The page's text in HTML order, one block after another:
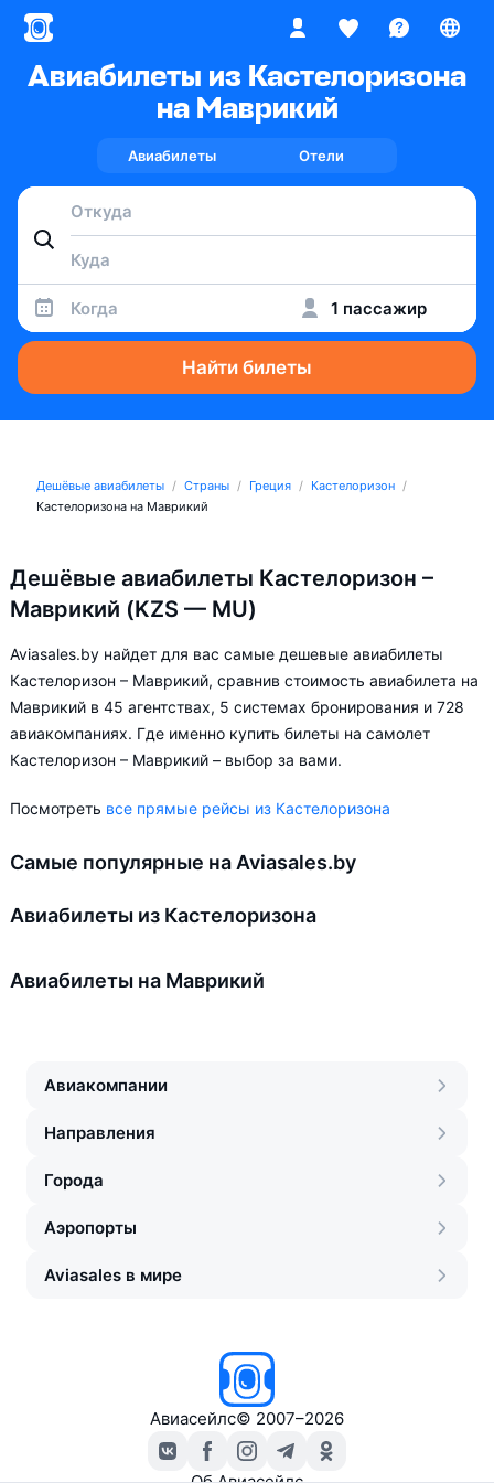
Авиабилеты из Кастелоризона
на Маврикий
Авиабилеты Отели
Когда 1 пассажир
Найти билеты
Дешёвые авиабилеты Страны Греция
Кастелоризон
Кастелоризона на Маврикий
Дешёвые авиабилеты Кастелоризон –
Маврикий (KZS — MU)
Aviasales.by найдет для вас самые дешевые авиабилеты
Кастелоризон – Маврикий, сравнив стоимость авиабилета на
Маврикий в 45 агентствах, 5 системах бронирования и 728
авиакомпаниях. Где именно купить билеты на самолет
Кастелоризон – Маврикий – выбор за вами.
Посмотреть все прямые рейсы из Кастелоризона
Самые популярные на Aviasales.by
Авиабилеты из Кастелоризона
Авиабилеты на Маврикий
Авиакомпании
Направления
Города
Аэропорты
Aviasales в мире
Авиасейлс© 2007–2026